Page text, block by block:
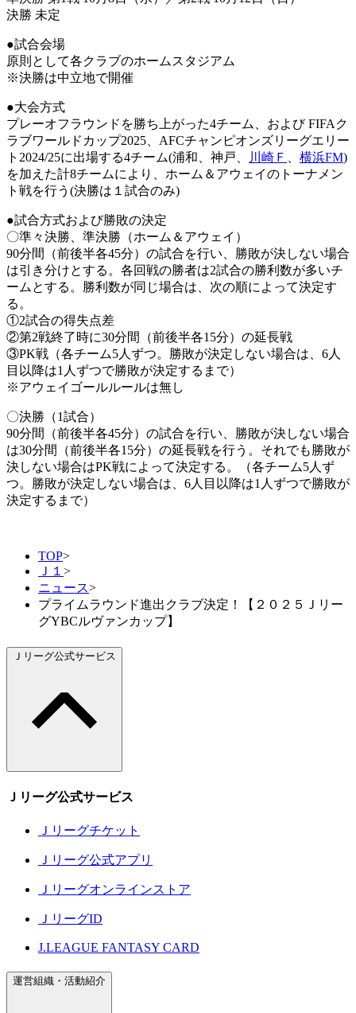
決勝 未定
●試合会場
原則として各クラブのホームスタジアム
※決勝は中立地で開催
●大会方式
プレーオフラウンドを勝ち上がった4チーム、および FIFAク
ラブワールドカップ2025、AFCチャンピオンズリーグエリー
ト2024/25に出場する4チーム(浦和、神戸、
川崎Ｆ 横浜FM)
を加えた計8チームにより、ホーム＆アウェイのトーナメン
ト戦を行う(決勝は１試合のみ)
●試合方式および勝敗の決定
〇準々決勝、準決勝（ホーム＆アウェイ）
90分間（前後半各45分）の試合を行い、勝敗が決しない場合
は引き分けとする。各回戦の勝者は2試合の勝利数が多いチ
ームとする。勝利数が同じ場合は、次の順によって決定す
る。
①2試合の得失点差
②第2戦終了時に30分間（前後半各15分）の延長戦
③PK戦（各チーム5人ずつ。勝敗が決定しない場合は、6人
目以降は1人ずつで勝敗が決定するまで）
※アウェイゴールルールは無し
〇決勝（1試合）
90分間（前後半各45分）の試合を行い、勝敗が決しない場合
は30分間（前後半各15分）の延長戦を行う。それでも勝敗が
決しない場合はPK戦によって決定する。（各チーム5人ず
つ。勝敗が決定しない場合は、6人目以降は1人ずつで勝敗が
決定するまで）
TOP>
Ｊ１ >
ニュース>
プライムラウンド進出クラブ決定！【２０２５Ｊリー
グYBCルヴァンカップ】
Ｊリーグ公式サービス
Ｊリーグ公式サービス
Ｊリーグチケット
Ｊリーグ公式アプリ
Ｊリーグオンラインストア
ＪリーグID
J.LEAGUE FANTASY CARD
運営組織・活動紹介